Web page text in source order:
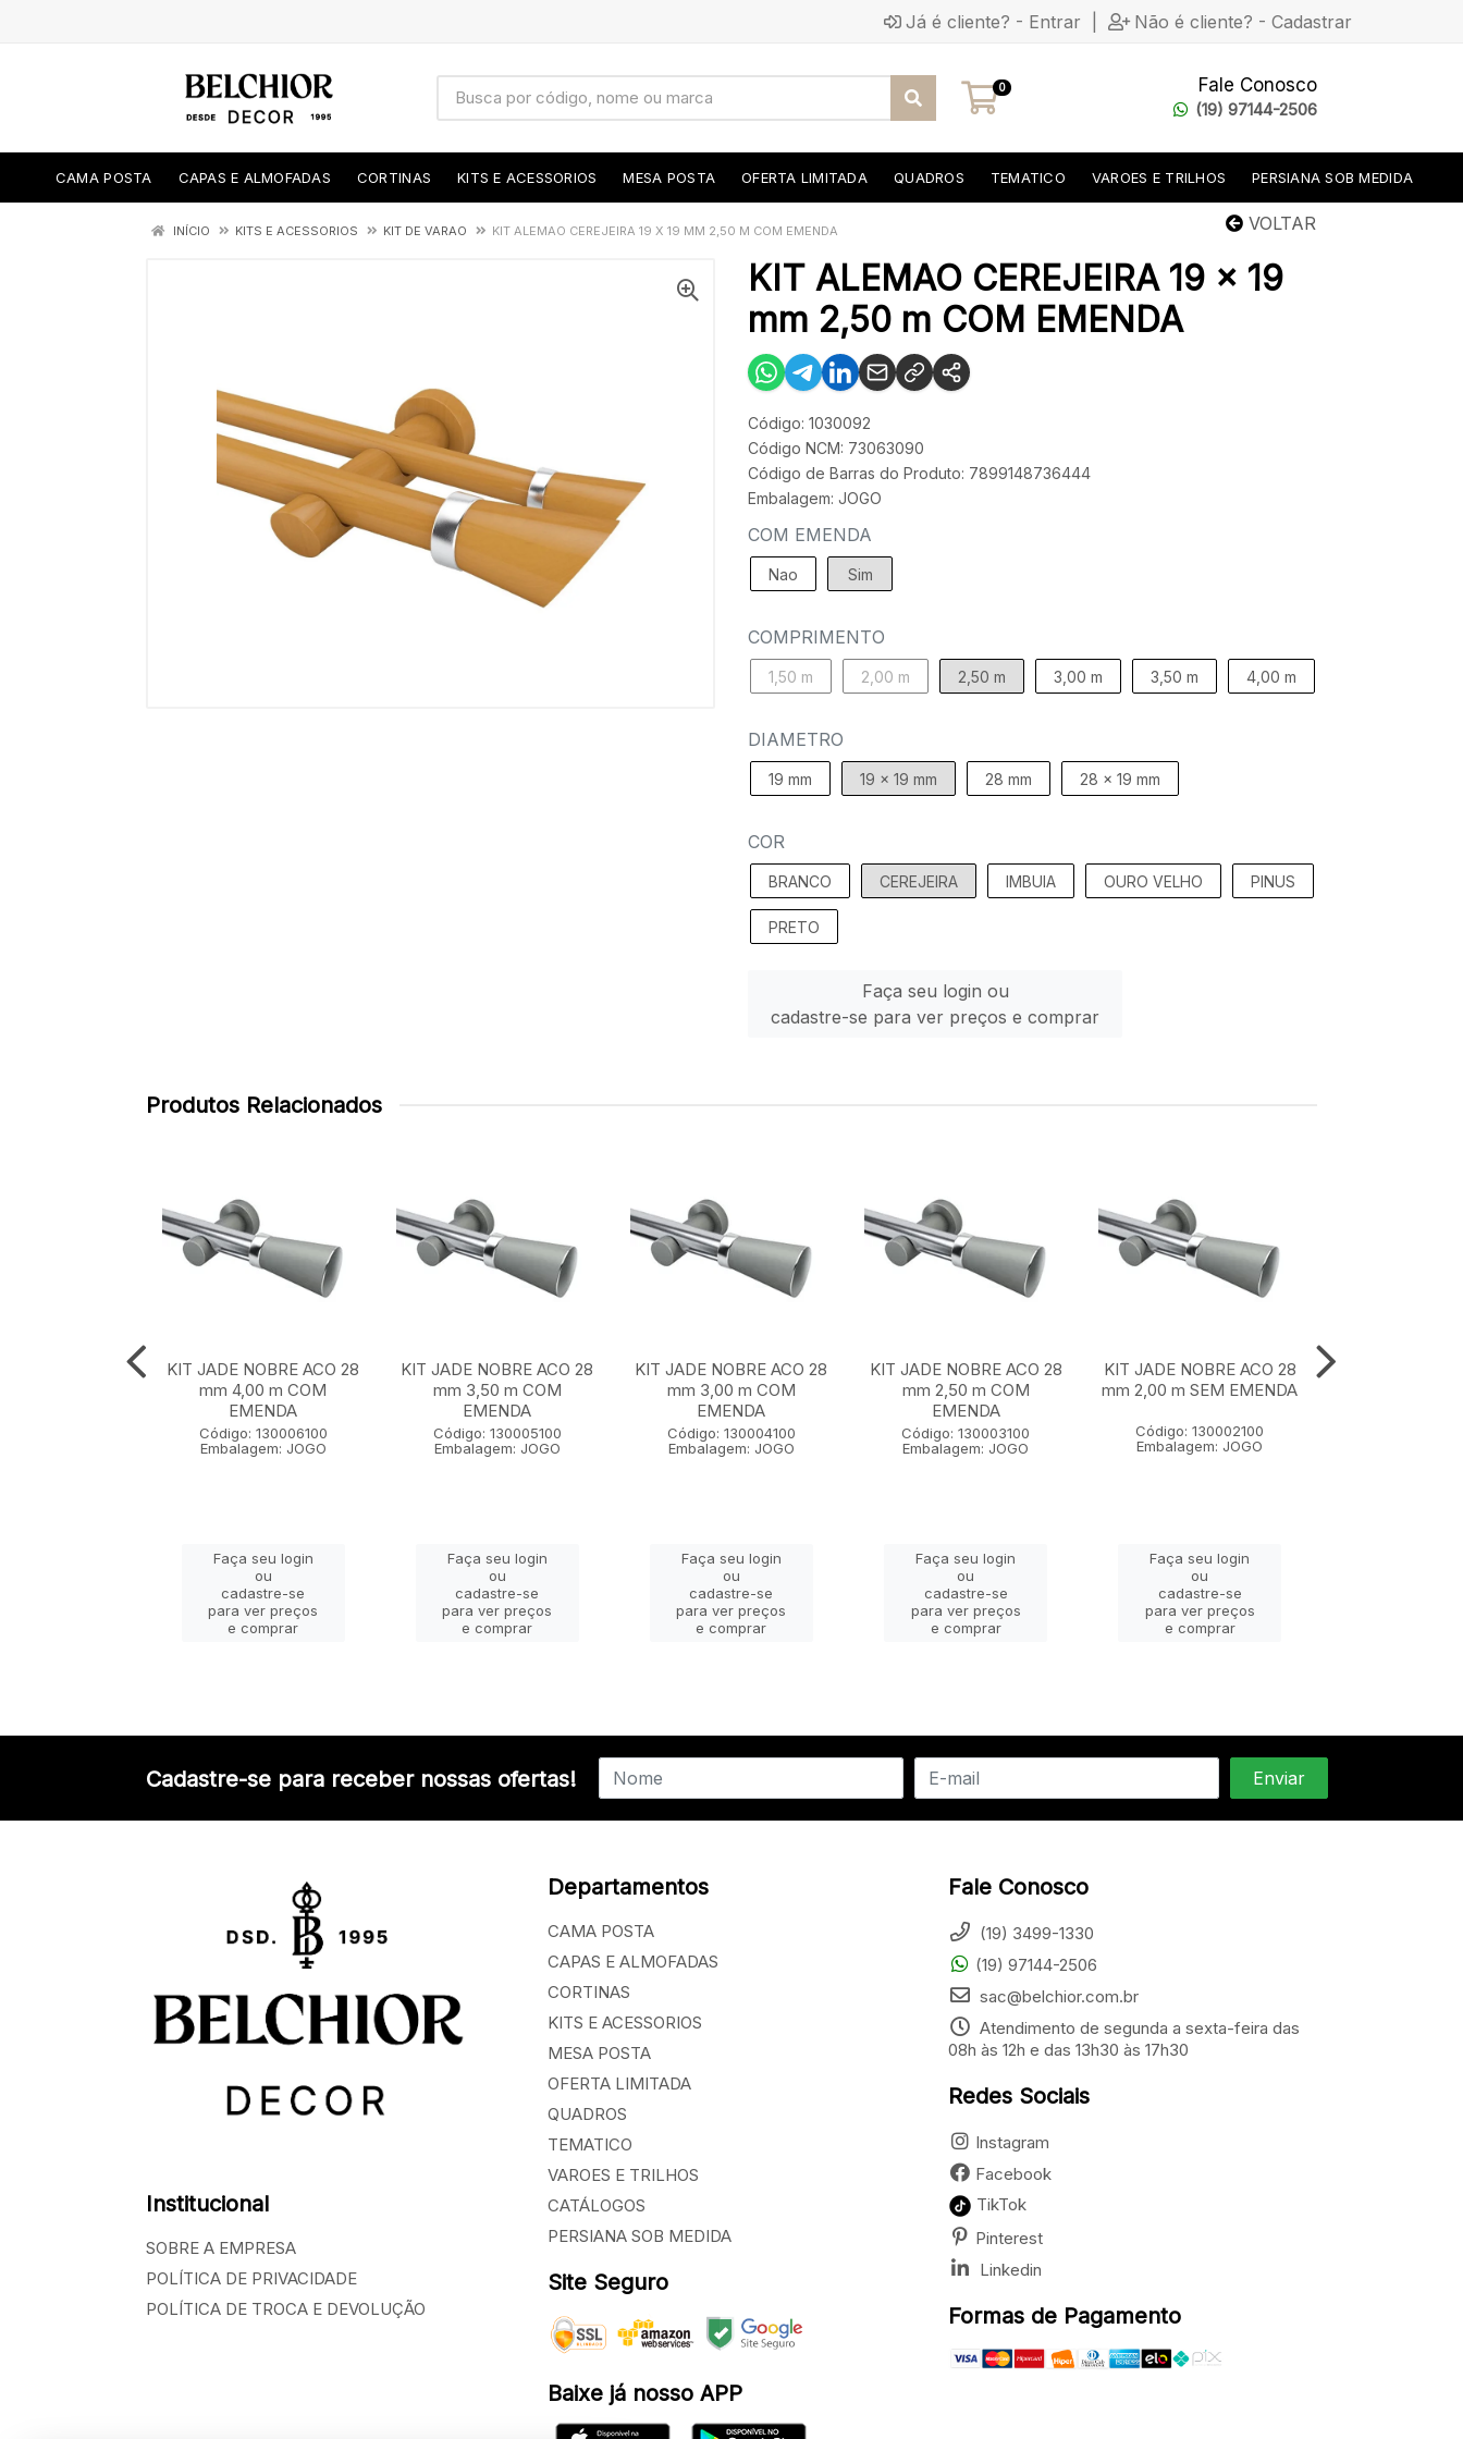
Já é cliente? - Entrar Não é cliente? - Cadastrar
0 Fale Conosco
(19) 97144-2506
CAMA POSTA CAPAS E ALMOFADAS CORTINAS KITS E ACESSORIOS MESA POSTA OFERTA LIMITADA QUADROS TEMATICO VAROES E TRILHOS PERSIANA SOB MEDIDA
VOLTAR
INÍCIO KITS E ACESSORIOS KIT DE VARAO KIT ALEMAO CEREJEIRA 19 X 19 MM 2,50 M COM EMENDA
KIT ALEMAO CEREJEIRA 19 x 19
mm 2,50 m COM EMENDA
Código: 1030092
Código NCM: 73063090
Código de Barras do Produto: 7899148736444
Embalagem: JOGO
COM EMENDA
Nao Sim
COMPRIMENTO
1,50 m 2,00 m 2,50 m 3,00 m 3,50 m 4,00 m
DIAMETRO
19 mm 19 x 19 mm 28 mm 28 x 19 mm
COR
BRANCO CEREJEIRA IMBUIA OURO VELHO PINUS
PRETO
Faça seu login ou
cadastre-se para ver preços e comprar
Produtos Relacionados
KIT JADE NOBRE ACO 28
mm 4,00 m COM
EMENDA
Código: 130006100
Embalagem: JOGO
Faça seu login
ou
cadastre-se
para ver preços
e comprar
KIT JADE NOBRE ACO 28
mm 3,50 m COM
EMENDA
Código: 130005100
Embalagem: JOGO
Faça seu login
ou
cadastre-se
para ver preços
e comprar
KIT JADE NOBRE ACO 28
mm 3,00 m COM
EMENDA
Código: 130004100
Embalagem: JOGO
Faça seu login
ou
cadastre-se
para ver preços
e comprar
KIT JADE NOBRE ACO 28
mm 2,50 m COM
EMENDA
Código: 130003100
Embalagem: JOGO
Faça seu login
ou
cadastre-se
para ver preços
e comprar
KIT JADE NOBRE ACO 28
mm 2,00 m SEM EMENDA
Código: 130002100
Embalagem: JOGO
Faça seu login
ou
cadastre-se
para ver preços
e comprar
Cadastre-se para receber nossas ofertas!
Institucional
SOBRE A EMPRESA
POLÍTICA DE PRIVACIDADE
POLÍTICA DE TROCA E DEVOLUÇÃO
Departamentos
CAMA POSTA
CAPAS E ALMOFADAS
CORTINAS
KITS E ACESSORIOS
MESA POSTA
OFERTA LIMITADA
QUADROS
TEMATICO
VAROES E TRILHOS
CATÁLOGOS
PERSIANA SOB MEDIDA
Site Seguro
Baixe já nosso APP
Fale Conosco
(19) 3499-1330
(19) 97144-2506
sac@belchior.com.br
Atendimento de segunda a sexta-feira das
08h às 12h e das 13h30 às 17h30
Redes Sociais
Instagram
Facebook
TikTok
Pinterest
Linkedin
Formas de Pagamento